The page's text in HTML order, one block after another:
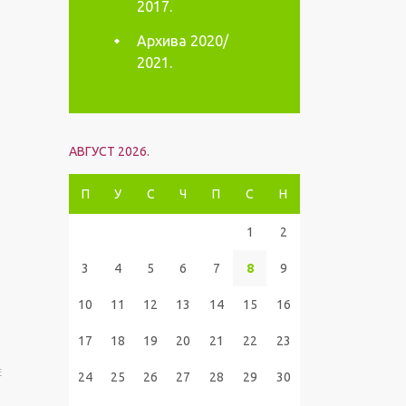
2017.
Архива 2020/
2021.
АВГУСТ 2026.
П У С Ч П С Н
1 2
3 4 5 6 7 8 9
10 11 12 13 14 15 16
17 18 19 20 21 22 23
24 25 26 27 28 29 30